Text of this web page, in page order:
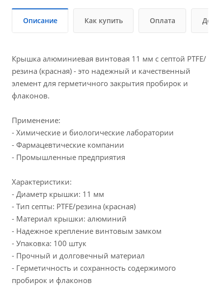
Описание Как купить Оплата
Крышка алюминиевая винтовая 11 мм с септой PTFE/
резина (красная) - это надежный и качественный
элемент для герметичного закрытия пробирок и
флаконов.
Применение:
- Химические и биологические лаборатории
- Фармацевтические компании
- Промышленные предприятия
Характеристики:
- Диаметр крышки: 11 мм
- Тип септы: PTFE/резина (красная)
- Материал крышки: алюминий
- Надежное крепление винтовым замком
- Упаковка: 100 штук
- Прочный и долговечный материал
- Герметичность и сохранность содержимого
пробирок и флаконов